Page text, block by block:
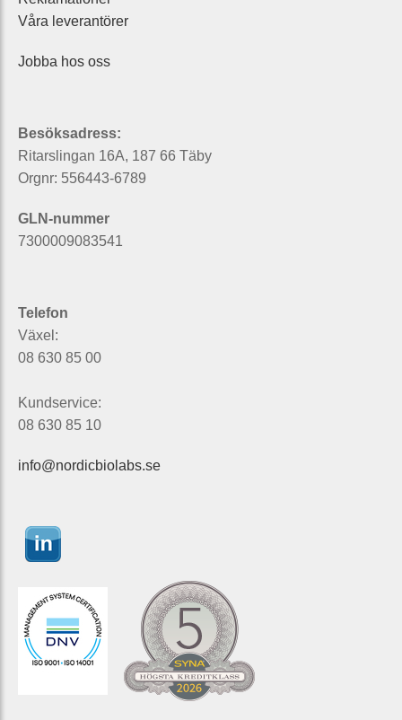
Våra leverantörer
Jobba hos oss
Besöksadress:
Ritarslingan 16A, 187 66 Täby
Orgnr: 556443-6789
GLN-nummer
7300009083541
Telefon
Växel:
08 630 85 00
Kundservice:
08 630 85 10
info@nordicbiolabs.se